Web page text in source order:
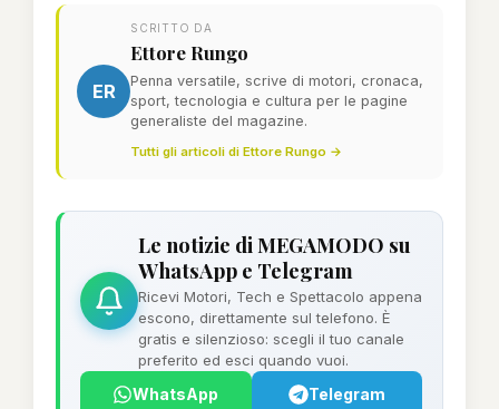
ER
SCRITTO DA
Ettore Rungo
Penna versatile, scrive di motori, cronaca,
sport, tecnologia e cultura per le pagine
generaliste del magazine.
Tutti gli articoli di Ettore Rungo →
Le notizie di MEGAMODO su
WhatsApp e Telegram
Ricevi Motori, Tech e Spettacolo appena
escono, direttamente sul telefono. È
gratis e silenzioso: scegli il tuo canale
preferito ed esci quando vuoi.
WhatsApp Telegram